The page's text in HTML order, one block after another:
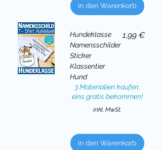
in den Warenkorb
Hundeklasse
Namensschilder
Sticker
Klassentier
Hund
Preis
1,99 €
3 Materialien kaufen,
eins gratis bekommen!
inkl. MwSt.
in den Warenkorb